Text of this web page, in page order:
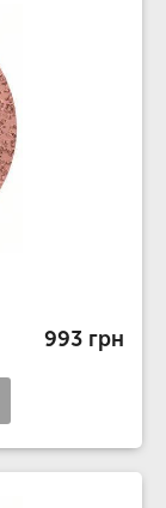
993 грн